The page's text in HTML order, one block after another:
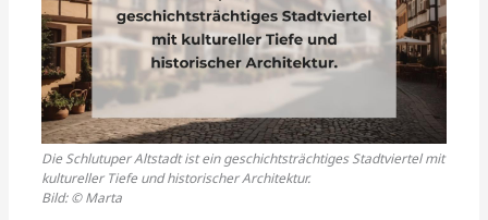
Die Schlutuper Altstadt ist ein geschichtsträchtiges Stadtviertel mit
kultureller Tiefe und historischer Architektur.
Bild: © Marta